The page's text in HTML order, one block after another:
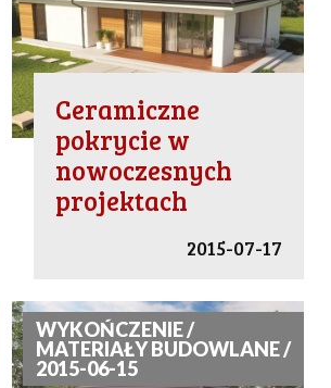
Ceramiczne
pokrycie w
nowoczesnych
projektach
2015-07-17
WYKOŃCZENIE /
MATERIAŁY BUDOWLANE /
2015-06-15